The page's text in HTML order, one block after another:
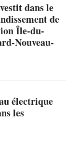
dans le
de
Île-du-
Nouveau-
électrique
les